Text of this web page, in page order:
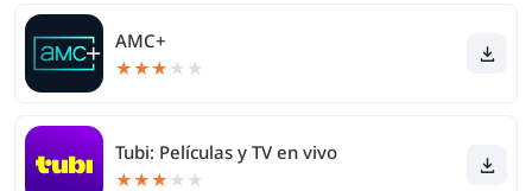
AMC+
★★★ ★ ★
Tubi: Películas y TV en vivo
★★★ ★ ★